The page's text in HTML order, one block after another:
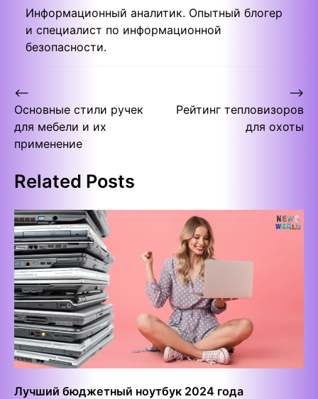
Информационный аналитик. Опытный блогер
и специалист по информационной
безопасности.
Post
navigation
⟵
Основные стили ручек
для мебели и их
применение
Рейтинг тепловизоров
для охоты
⟶
Related Posts
Лучший бюджетный ноутбук 2024 года